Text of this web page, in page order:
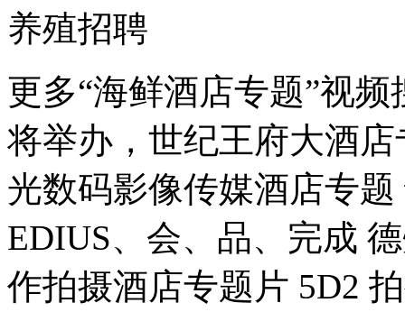
养殖招聘
更多“海鲜酒店专题”视
将举办，世纪王府大酒
光数码影像传媒酒店专
EDIUS、会、品、完成
作拍摄酒店专题片 5D2